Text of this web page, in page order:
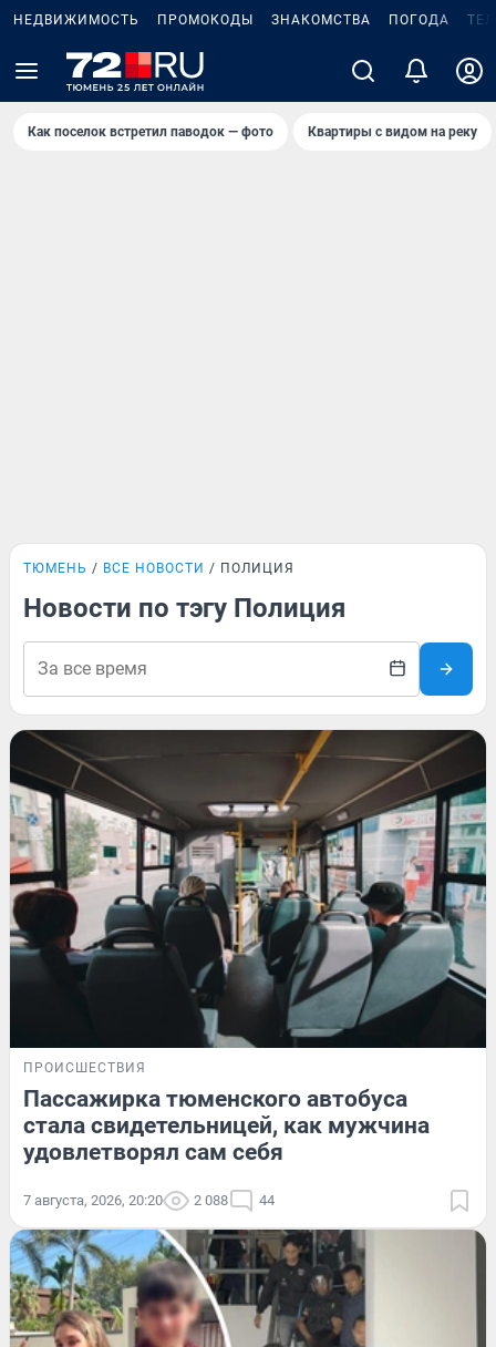
НЕДВИЖИМОСТЬ ПРОМОКОДЫ ЗНАКОМСТВА ПОГОДА
Как поселок встретил паводок — фото Квартиры с видом на реку
ТЮМЕНЬ ВСЕ НОВОСТИ ПОЛИЦИЯ
Новости по тэгу Полиция
ПРОИСШЕСТВИЯ
Пассажирка тюменского автобуса
стала свидетельницей, как мужчина
удовлетворял сам себя
7 августа, 2026, 20:20 2 088 44